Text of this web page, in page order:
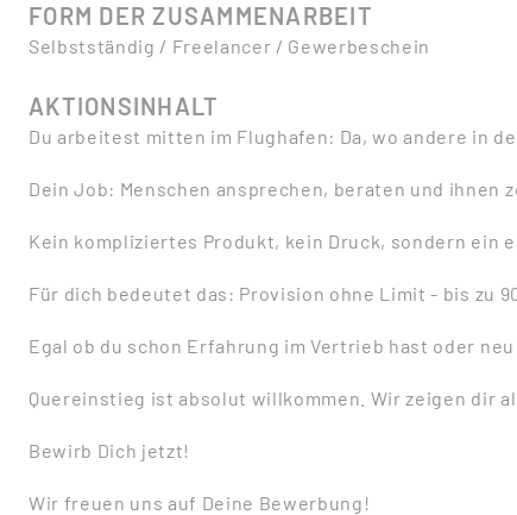
FORM DER ZUSAMMENARBEIT
Selbstständig / Freelancer / Gewerbeschein
AKTIONSINHALT
Du arbeitest mitten im Flughafen: Da, wo andere in
Dein Job: Menschen ansprechen, beraten und ihnen
Kein kompliziertes Produkt, kein Druck, sondern ein
Für dich bedeutet das: Provision ohne Limit - bis zu
Egal ob du schon Erfahrung im Vertrieb hast oder
Quereinstieg ist absolut willkommen. Wir zeigen dir
Bewirb Dich jetzt!
Wir freuen uns auf Deine Bewerbung!